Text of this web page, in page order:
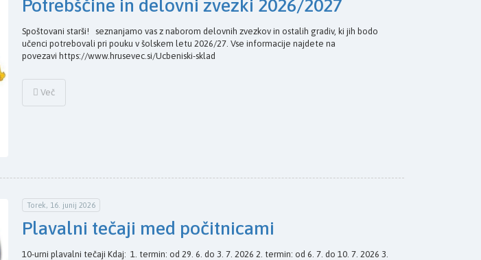
Potrebščine in delovni zvezki 2026/2027
Spoštovani starši! seznanjamo vas z naborom delovnih zvezkov in ostalih gradiv, ki jih bodo
učenci potrebovali pri pouku v šolskem letu 2026/27. Vse informacije najdete na
povezavi https://www.hrusevec.si/Ucbeniski-sklad
Več
Torek, 16. junij 2026
Plavalni tečaji med počitnicami
10-urni plavalni tečaji Kdaj: 1. termin: od 29. 6. do 3. 7. 2026 2. termin: od 6. 7. do 10. 7. 2026 3.